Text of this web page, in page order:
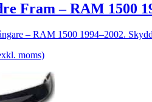
Fram – RAM 1500
– RAM 1500 1994–2002.
moms)